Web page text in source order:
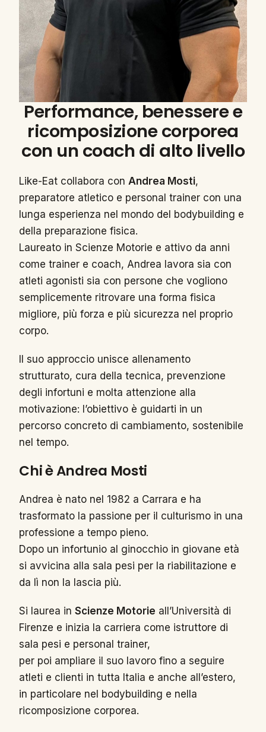
Performance, benessere e
ricomposizione corporea
con un coach di alto livello
Like-Eat collabora con Andrea Mosti,
preparatore atletico e personal trainer con una
lunga esperienza nel mondo del bodybuilding e
della preparazione fisica.
Laureato in Scienze Motorie e attivo da anni
come trainer e coach, Andrea lavora sia con
atleti agonisti sia con persone che vogliono
semplicemente ritrovare una forma fisica
migliore, più forza e più sicurezza nel proprio
corpo.
Il suo approccio unisce allenamento
strutturato, cura della tecnica, prevenzione
degli infortuni e molta attenzione alla
motivazione: l’obiettivo è guidarti in un
percorso concreto di cambiamento, sostenibile
nel tempo.
Chi è Andrea Mosti
Andrea è nato nel 1982 a Carrara e ha
trasformato la passione per il culturismo in una
professione a tempo pieno.
Dopo un infortunio al ginocchio in giovane età
si avvicina alla sala pesi per la riabilitazione e
da lì non la lascia più.
Si laurea inScienze Motorie all’Università di
Firenze e inizia la carriera come istruttore di
sala pesi e personal trainer,
per poi ampliare il suo lavoro fino a seguire
atleti e clienti in tutta Italia e anche all’estero,
in particolare nel bodybuilding e nella
ricomposizione corporea.